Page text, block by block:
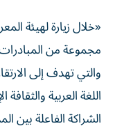
«خلال زيارة لهيئة
والتي تهدف إلى
اللغة العربية
الشراكة الفاعلة بين